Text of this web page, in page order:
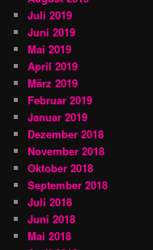
Juli 2019
Juni 2019
Mai 2019
April 2019
März 2019
Februar 2019
Januar 2019
Dezember 2018
November 2018
Oktober 2018
September 2018
Juli 2018
Juni 2018
Mai 2018